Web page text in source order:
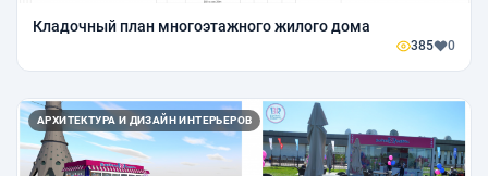
Кладочный план многоэтажного жилого дома
385 0
АРХИТЕКТУРА И ДИЗАЙН ИНТЕРЬЕРОВ